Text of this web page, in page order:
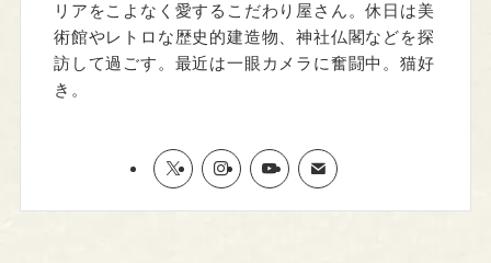
リアをこよなく愛するこだわり屋さん。休日は美
術館やレトロな歴史的建造物、神社仏閣などを探
訪して過ごす。最近は一眼カメラに奮闘中。猫好
き。